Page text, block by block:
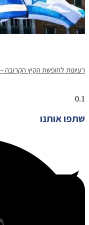
רעיונות לחופשת הקיץ הקרובה –
שתפו אותנו